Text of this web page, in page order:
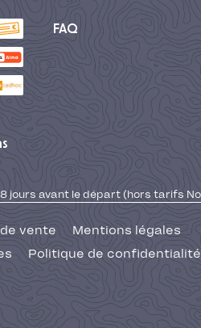
FAQ
jours avant le départ (hors tarifs No
vente
Mentions légales
Politique de confidentialité